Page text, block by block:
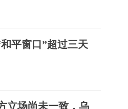
平窗口”超过三天
立场尚未一致，乌